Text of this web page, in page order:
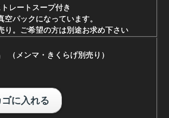
レートスープ付き
パックになっています。
り。ご希望の方は別途お求め下さい
（メンマ・きくらげ別売り）
ゴに入れる